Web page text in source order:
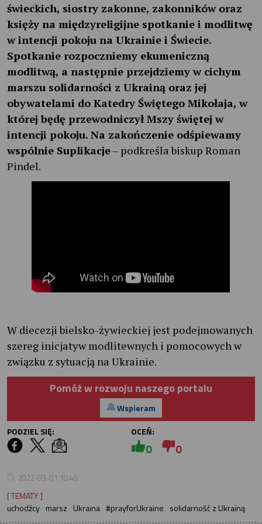
świeckich, siostry zakonne, zakonników oraz
księży na międzyreligijne spotkanie i modlitwę
w intencji pokoju na Ukrainie i Świecie.
Spotkanie rozpoczniemy ekumeniczną
modlitwą, a następnie przejdziemy w cichym
marszu solidarności z Ukrainą oraz jej
obywatelami do Katedry Świętego Mikołaja, w
której będę przewodniczył Mszy świętej w
intencji pokoju. Na zakończenie odśpiewamy
wspólnie Suplikacje– podkreśla biskup Roman
Pindel.
W diecezji bielsko-żywieckiej jest podejmowanych
szereg inicjatyw modlitewnych i pomocowych w
związku z sytuacją na Ukrainie.
Pomóż w rozwoju naszego portalu
Wspieram
PODZIEL SIĘ:
OCEŃ:
0 0
2022-03-01 10:40
[ TEMATY ]
uchodźcy marsz Ukraina #prayforUkraine solidarność z Ukrainą